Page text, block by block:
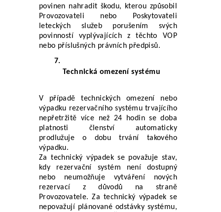
povinen nahradit škodu, kterou způsobil
Provozovateli nebo Poskytovateli
leteckých služeb porušením svých
povinností vyplývajících z těchto VOP
nebo příslušných právních předpisů.
Technická omezení systému
V případě technických omezení nebo
výpadku rezervačního systému trvajícího
nepřetržitě více než 24 hodin se doba
platnosti členství automaticky
prodlužuje o dobu trvání takového
výpadku.
Za technický výpadek se považuje stav,
kdy rezervační systém není dostupný
nebo neumožňuje vytváření nových
rezervací z důvodů na straně
Provozovatele. Za technický výpadek se
nepovažují plánované odstávky systému,